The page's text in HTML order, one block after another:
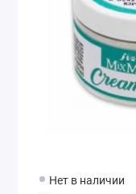
Нет в наличии